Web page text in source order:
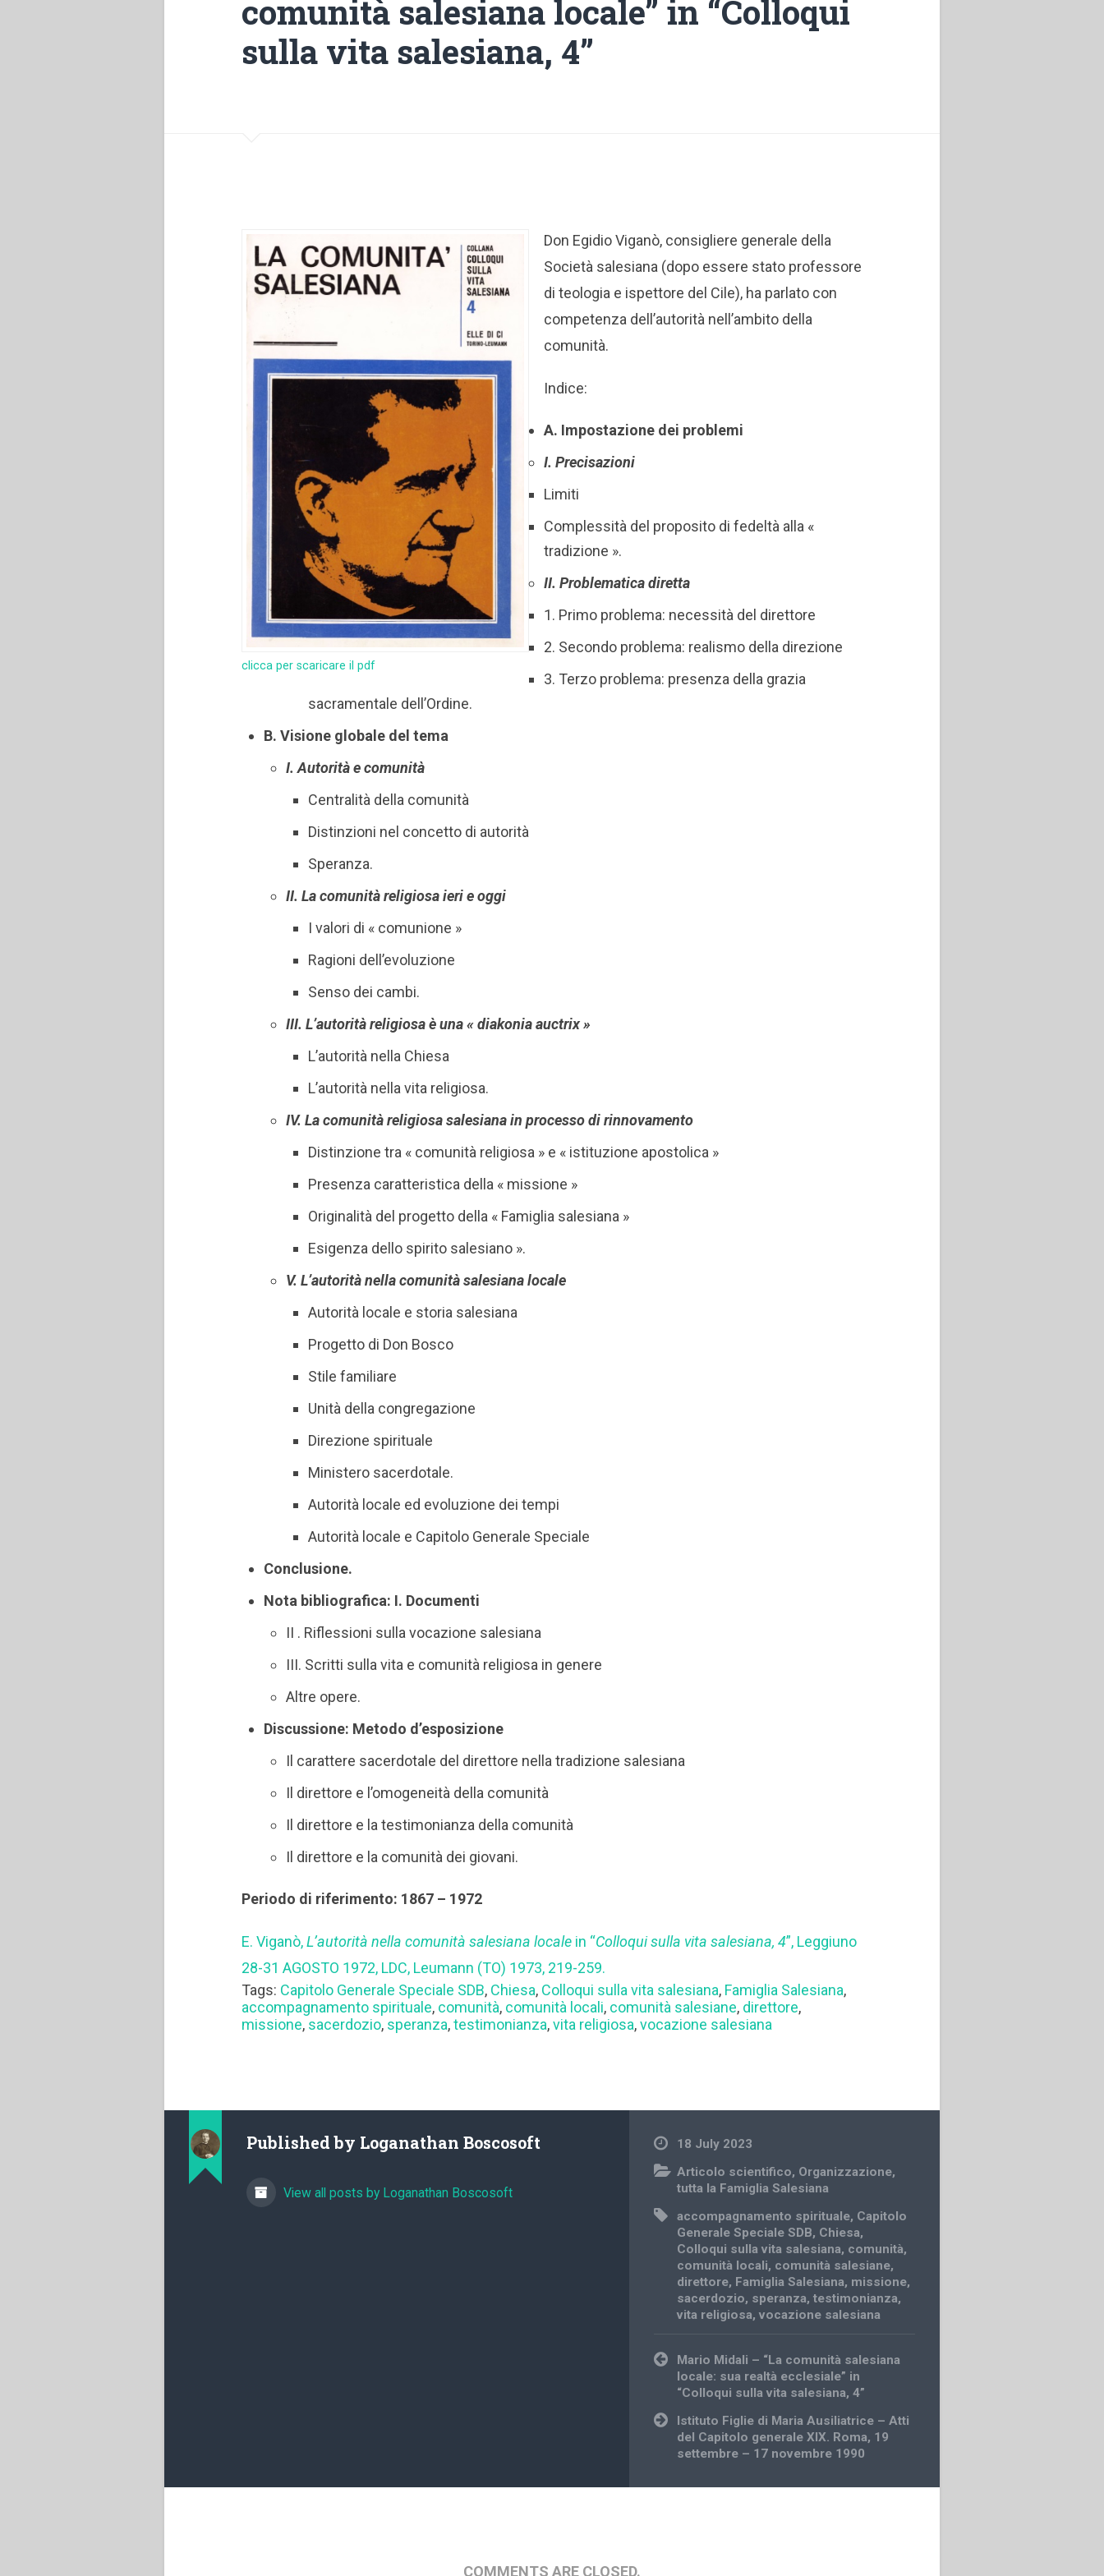
comunità salesiana locale” in “Colloqui
sulla vita salesiana, 4”
clicca per scaricare il pdf
Don Egidio Viganò, consigliere generale della
Società salesiana (dopo essere stato professore
di teologia e ispettore del Cile), ha parlato con
competenza dell’autorità nell’ambito della
comunità.
Indice:
A. Impostazione dei problemi
I. Precisazioni
Limiti
Complessità del proposito di fedeltà alla «
tradizione ».
II. Problematica diretta
1. Primo problema: necessità del direttore
2. Secondo problema: realismo della direzione
3. Terzo problema: presenza della grazia
sacramentale dell’Ordine.
B. Visione globale del tema
I. Autorità e comunità
Centralità della comunità
Distinzioni nel concetto di autorità
Speranza.
II. La comunità religiosa ieri e oggi
I valori di « comunione »
Ragioni dell’evoluzione
Senso dei cambi.
III. L’autorità religiosa è una « diakonia auctrix »
L’autorità nella Chiesa
L’autorità nella vita religiosa.
IV. La comunità religiosa salesiana in processo di rinnovamento
Distinzione tra « comunità religiosa » e « istituzione apostolica »
Presenza caratteristica della « missione »
Originalità del progetto della « Famiglia salesiana »
Esigenza dello spirito salesiano ».
V. L’autorità nella comunità salesiana locale
Autorità locale e storia salesiana
Progetto di Don Bosco
Stile familiare
Unità della congregazione
Direzione spirituale
Ministero sacerdotale.
Autorità locale ed evoluzione dei tempi
Autorità locale e Capitolo Generale Speciale
Conclusione.
Nota bibliografica: I. Documenti
II . Riflessioni sulla vocazione salesiana
III. Scritti sulla vita e comunità religiosa in genere
Altre opere.
Discussione: Metodo d’esposizione
Il carattere sacerdotale del direttore nella tradizione salesiana
Il direttore e l’omogeneità della comunità
Il direttore e la testimonianza della comunità
Il direttore e la comunità dei giovani.
Periodo di riferimento: 1867 – 1972
E. Viganò,L’autorità nella comunità salesiana locale in “Colloqui sulla vita salesiana, 4”, Leggiuno
28-31 AGOSTO 1972, LDC, Leumann (TO) 1973, 219-259.
Tags: Capitolo Generale Speciale SDB, Chiesa, Colloqui sulla vita salesiana, Famiglia Salesiana,
accompagnamento spirituale, comunità, comunità locali, comunità salesiane, direttore,
missione, sacerdozio, speranza,testimonianza,vita religiosa,vocazione salesiana
Published by Loganathan Boscosoft
View all posts by Loganathan Boscosoft
18 July 2023
Articolo scientifico, Organizzazione,
tutta la Famiglia Salesiana
accompagnamento spirituale, Capitolo
Generale Speciale SDB, Chiesa,
Colloqui sulla vita salesiana, comunità,
comunità locali, comunità salesiane,
direttore, Famiglia Salesiana, missione,
sacerdozio, speranza,testimonianza,
vita religiosa,vocazione salesiana
Post
navigation
Mario Midali – “La comunità salesiana
locale: sua realtà ecclesiale” in
“Colloqui sulla vita salesiana, 4”
Istituto Figlie di Maria Ausiliatrice – Atti
del Capitolo generale XIX. Roma, 19
settembre – 17 novembre 1990
COMMENTS ARE CLOSED.